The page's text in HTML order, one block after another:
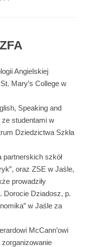
Angielskiej
Mary’s College w
Speaking and
ze studentami w
Dziedzictwa Szkła
partnerskich szkół
oraz ZSE w Jaśle,
prowadziły
Dorocie Dziadosz, p.
w Jaśle za
McCann’owi
zorganizowanie